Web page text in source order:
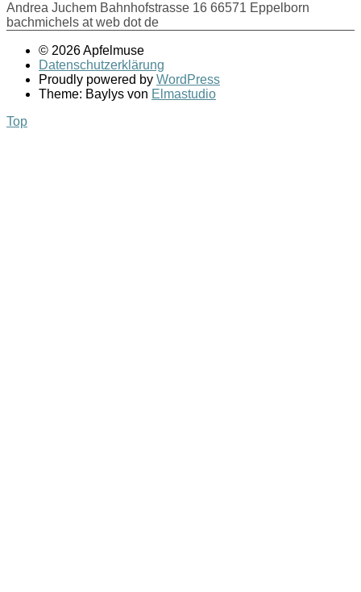
Andrea Juchem Bahnhofstrasse 16 66571 Eppelborn
bachmichels at web dot de
© 2026 Apfelmuse
Datenschutzerklärung
Proudly powered by WordPress
Theme: Baylys von Elmastudio
Top